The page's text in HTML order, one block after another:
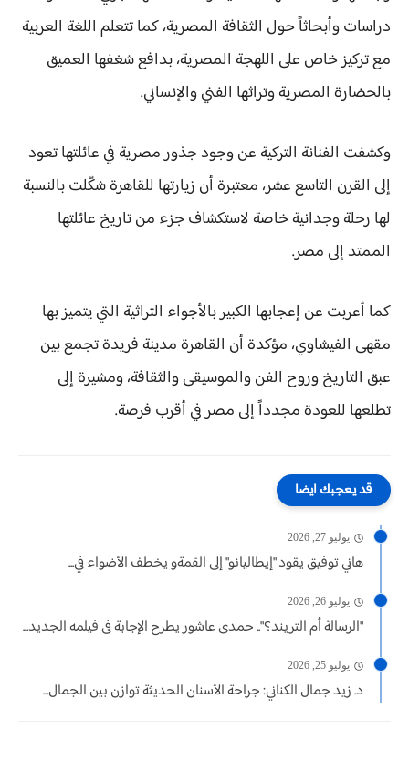
دراسات وأبحاثاً حول الثقافة المصرية، كما تتعلم اللغة العربية
مع تركيز خاص على اللهجة المصرية، بدافع شغفها العميق
بالحضارة المصرية وتراثها الفني والإنساني.
وكشفت الفنانة التركية عن وجود جذور مصرية في عائلتها تعود
إلى القرن التاسع عشر، معتبرة أن زيارتها للقاهرة شكّلت بالنسبة
لها رحلة وجدانية خاصة لاستكشاف جزء من تاريخ عائلتها
الممتد إلى مصر.
كما أعربت عن إعجابها الكبير بالأجواء التراثية التي يتميز بها
مقهى الفيشاوي، مؤكدة أن القاهرة مدينة فريدة تجمع بين
عبق التاريخ وروح الفن والموسيقى والثقافة، ومشيرة إلى
تطلعها للعودة مجدداً إلى مصر في أقرب فرصة.
قد يعجبك ايضا
يوليو 27, 2026
هاني توفيق يقود "إيطاليانو" إلى القمةو يخطف الأضواء في...
يوليو 26, 2026
"الرسالة أم التريند؟".. حمدى عاشور يطرح الإجابة فى فيلمه الجديد...
يوليو 25, 2026
د. زيد جمال الكناني: جراحة الأسنان الحديثة توازن بين الجمال...